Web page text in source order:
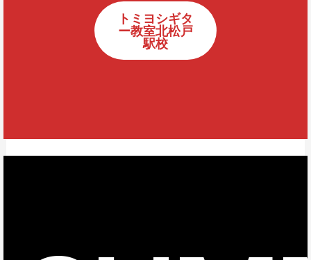
トミヨシギタ
ー教室北松戸
駅校